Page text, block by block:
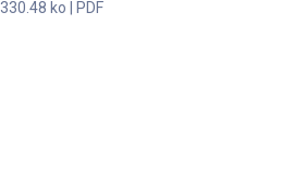
330.48 ko | PDF